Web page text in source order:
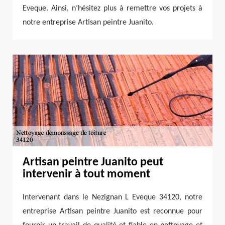
Eveque. Ainsi, n’hésitez plus à remettre vos projets à
notre entreprise Artisan peintre Juanito.
Artisan peintre Juanito peut
intervenir à tout moment
Intervenant dans le Nezignan L Eveque 34120, notre
entreprise Artisan peintre Juanito est reconnue pour